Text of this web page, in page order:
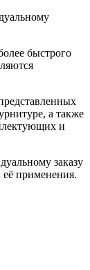
быстрого
а также
и
заказу
применения.